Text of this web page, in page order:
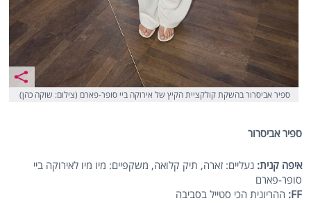
ספיר אביסרור בהשקת קולקציית הקיץ של אירוקה ביי סופר-פארם (צילום: שוקה כהן)
ספיר אביסרור
איפה קנית:נעליים: זארה, תיק קלואה, משקפיים: מיו מיו לאירוקה ביי
סופר-פארם
FF
: ההריונית הכי סטייל בסביבה